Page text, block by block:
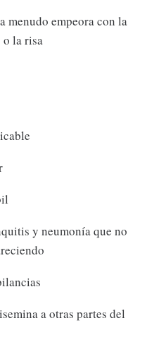
empeora con la
la risa
y neumonía que no
a otras partes del